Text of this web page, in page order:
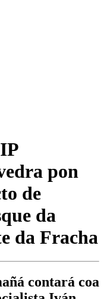
pon
de
da
da Fracha
contará coa